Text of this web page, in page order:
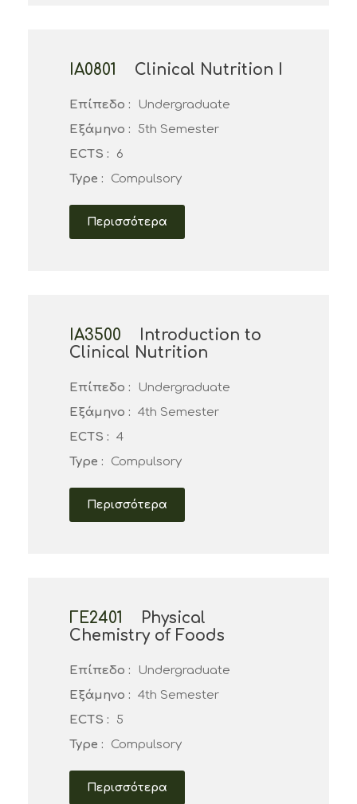
ΙΑ0801 Clinical Nutrition Ι
Επίπεδο :
Undergraduate
Εξάμηνο :
5th Semester
ECTS :
6
Type :
Compulsory
Περισσότερα
ΙΑ3500
Introduction to
Clinical Nutrition
Επίπεδο :
Undergraduate
Εξάμηνο : 4th Semester
ECTS : 4
Type :
Compulsory
Περισσότερα
ΓΕ2401
Physical
Chemistry of Foods
Επίπεδο :
Undergraduate
Εξάμηνο : 4th Semester
ECTS :
5
Type :
Compulsory
Περισσότερα